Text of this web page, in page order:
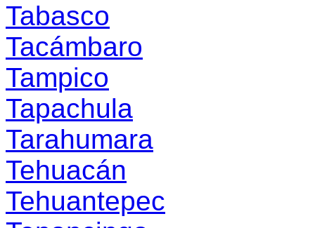
Tabasco
Tacámbaro
Tampico
Tapachula
Tarahumara
Tehuacán
Tehuantepec